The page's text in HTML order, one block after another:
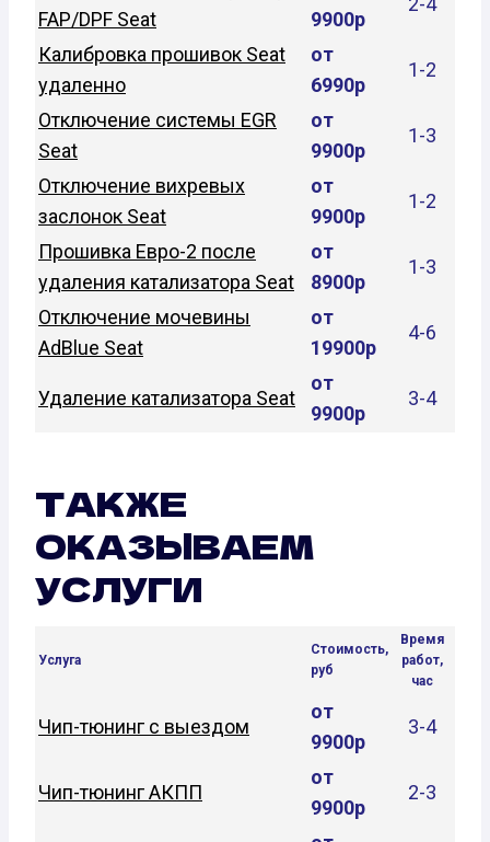
FAP/DPF Seat
9900р
Калибровка прошивок Seat
удаленно
от
6990р
1-2
Отключение системы EGR
Seat
от
9900р
1-3
Отключение вихревых
заслонок Seat
от
9900р
1-2
Прошивка Евро-2 после
удаления катализатора Seat
от
8900р
1-3
Отключение мочевины
AdBlue Seat
от
19900р
4-6
Удаление катализатора Seat
от
9900р
3-4
ТАКЖЕ
ОКАЗЫВАЕМ
УСЛУГИ
Услуга
Стоимость,
руб
Время
работ,
час
Чип-тюнинг с выездом
от
9900р
3-4
Чип-тюнинг АКПП
от
9900р
2-3